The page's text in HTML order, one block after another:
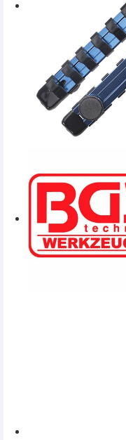
BLOG
AUTENTIFICARE